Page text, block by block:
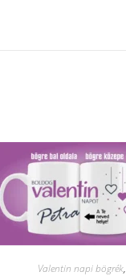
Valentin napi bögrék,